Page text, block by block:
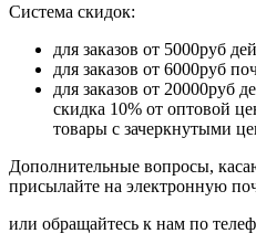
Система скидок:
для заказов от 5000руб
для заказов от 6000руб
для заказов от 20000руб
скидка 10% от оптовой
товары с зачеркнутыми
Дополнительные вопросы,
присылайте на электронную
или обращайтесь к нам по